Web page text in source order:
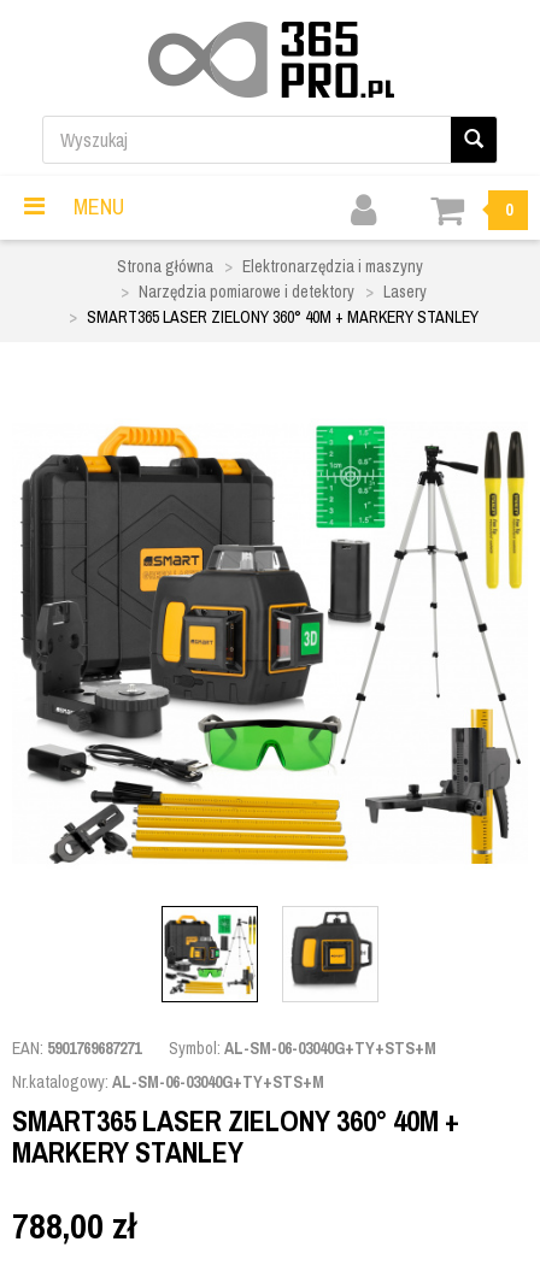
MENU 0
Strona główna
Elektronarzędzia i maszyny
Narzędzia pomiarowe i detektory
Lasery
SMART365 LASER ZIELONY 360° 40M + MARKERY STANLEY
EAN: 5901769687271 Symbol: AL-SM-06-03040G+TY+STS+M
Nr.katalogowy: AL-SM-06-03040G+TY+STS+M
SMART365 LASER ZIELONY 360° 40M +
MARKERY STANLEY
788,00 zł